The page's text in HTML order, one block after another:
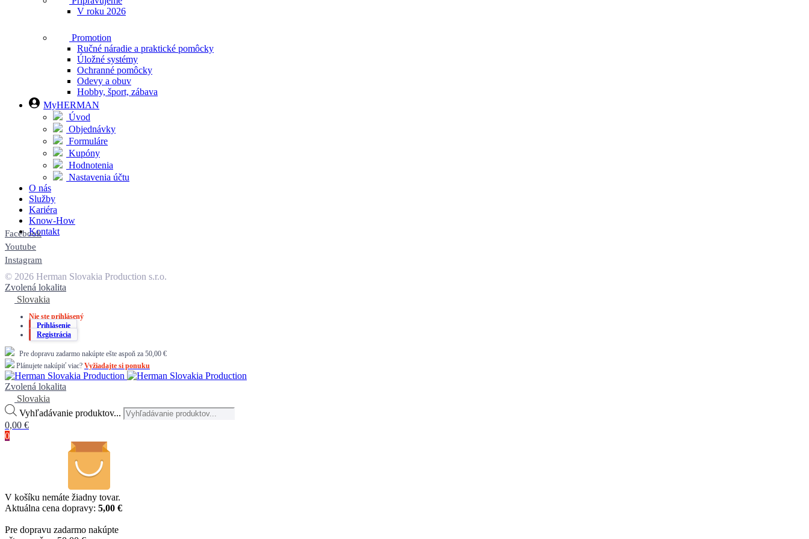
V roku 2026
Promotion
Ručné náradie a praktické pomôcky
Úložné systémy
Ochranné pomôcky
Odevy a obuv
Hobby, šport, zábava
MyHERMAN
Úvod
Objednávky
Formuláre
Kupóny
Hodnotenia
Nastavenia účtu
O nás
Služby
Kariéra
Know-How
Kontakt
Facebook
Youtube
Instagram
© 2026 Herman Slovakia Production s.r.o.
Zvolená lokalita
Slovakia
Nie ste prihlásený
Prihlásenie
Registrácia
Pre dopravu zadarmo nakúpte ešte aspoň za 50,00 €
Plánujete nakúpiť viac? Vyžiadajte si ponuku
Zvolená lokalita
Slovakia
Vyhľadávanie produktov...
0,00 €
0
V košíku nemáte žiadny tovar.
Aktuálna cena dopravy: 5,00 €
Pre dopravu zadarmo nakúpte